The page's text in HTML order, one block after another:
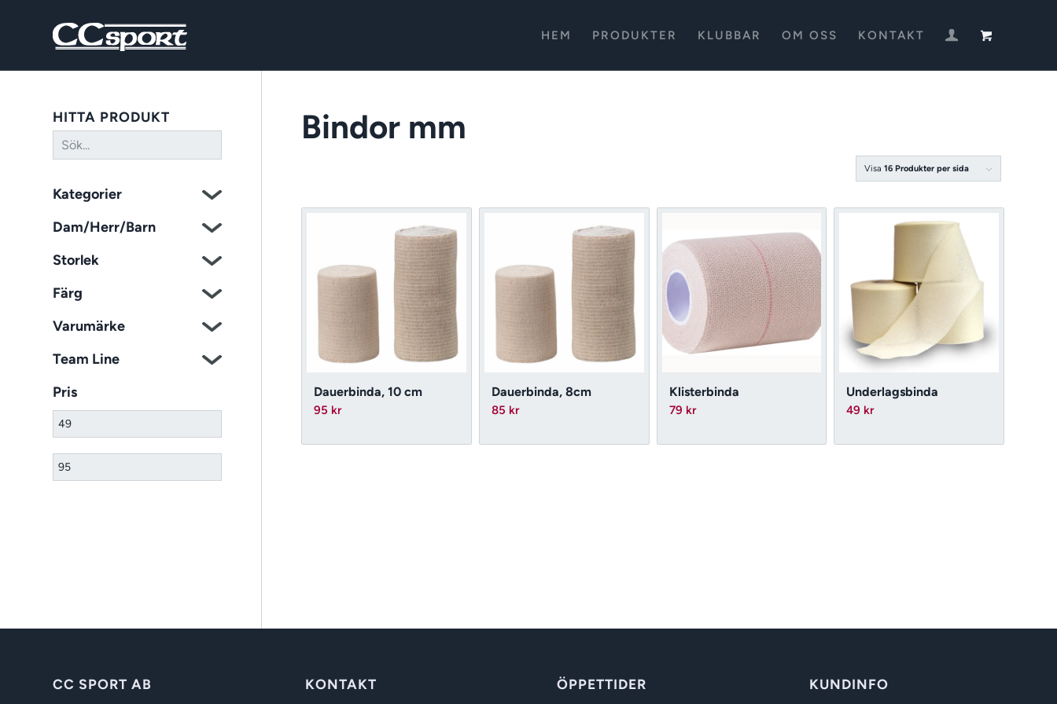
HEM PRODUKTER KLUBBAR OM OSS KONTAKT
Bindor mm
Visa 16 Produkter per sida
Dauerbinda, 10 cm
95 kr
Dauerbinda, 8cm
85 kr
Klisterbinda
79 kr
Underlagsbinda
49 kr
HITTA PRODUKT
Kategorier
Dam/Herr/Barn
Storlek
Färg
Varumärke
Team Line
Pris
CC SPORT AB KONTAKT ÖPPETTIDER KUNDINFO